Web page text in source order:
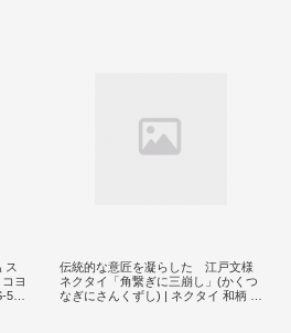
ス
ヨ
伝統的な意匠を凝らした 江戸文様
ネクタイ「角繋ぎに三崩し」(かくつ
なぎにさんくずし) | ネクタイ 和柄 ビ